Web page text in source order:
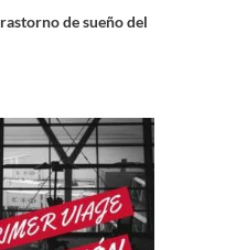
de sueño del